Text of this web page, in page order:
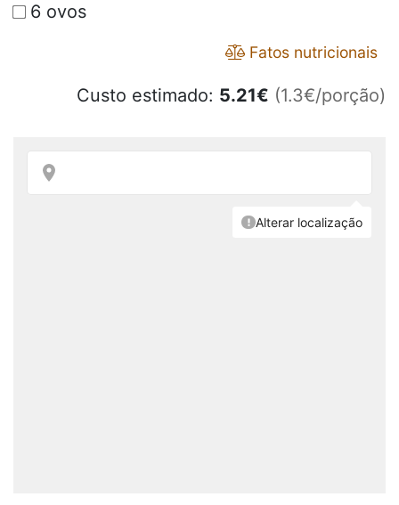
6 ovos
Fatos nutricionais
Custo estimado: 5.21€ (1.3€/porção)